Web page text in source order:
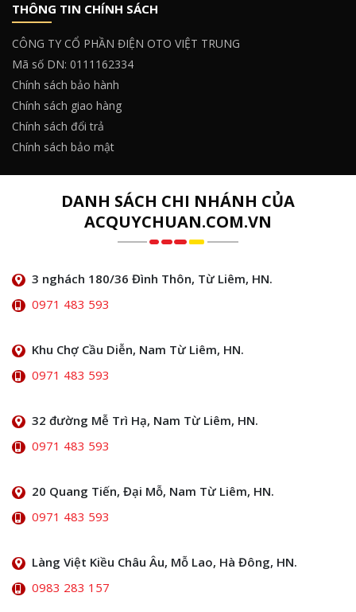
THÔNG TIN CHÍNH SÁCH
CÔNG TY CỔ PHẦN ĐIỆN OTO VIỆT TRUNG
Mã số DN: 0111162334
Chính sách bảo hành
Chính sách giao hàng
Chính sách đổi trả
Chính sách bảo mật
DANH SÁCH CHI NHÁNH CỦA
ACQUYCHUAN.COM.VN
3 nghách 180/36 Đình Thôn, Từ Liêm, HN.
0971 483 593
Khu Chợ Cầu Diễn, Nam Từ Liêm, HN.
0971 483 593
32 đường Mễ Trì Hạ, Nam Từ Liêm, HN.
0971 483 593
20 Quang Tiến, Đại Mỗ, Nam Từ Liêm, HN.
0971 483 593
Làng Việt Kiều Châu Âu, Mỗ Lao, Hà Đông, HN.
0983 283 157